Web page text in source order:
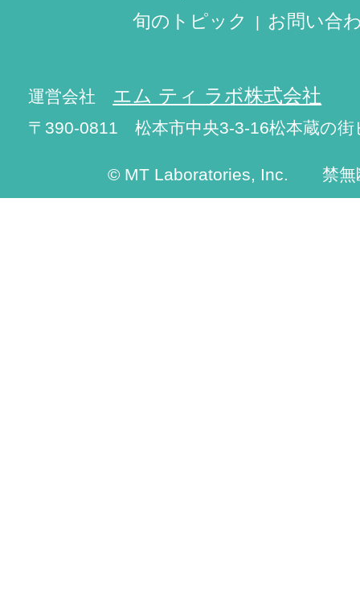
旬のトピック
お問い合
運営会社 エム ティ ラボ株式会社
〒390-0811 松本市中央3-3-16松本蔵の街
© MT Laboratories, Inc. 禁無